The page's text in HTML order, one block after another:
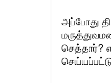
அப்போது
செத்தார்?